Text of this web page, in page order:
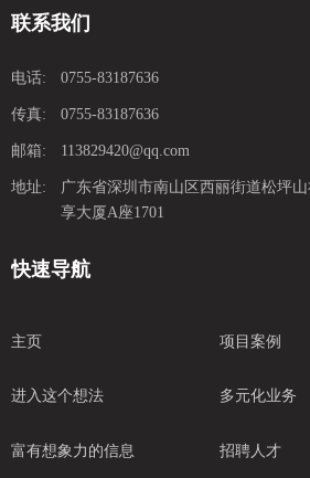
联系我们
电话: 0755-83187636
传真: 0755-83187636
邮箱: 113829420@qq.com
地址:
广东省深圳市南山区西丽街道松坪
享大厦A座1701
快速导航
主页
进入这个想法
富有想象力的信息
项目案例
多元化业务
招聘人才